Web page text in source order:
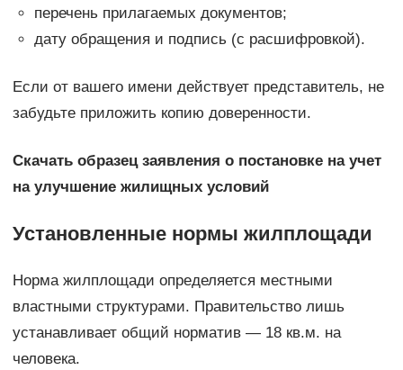
перечень прилагаемых документов;
дату обращения и подпись (с расшифровкой).
Если от вашего имени действует представитель, не
забудьте приложить копию доверенности.
Скачать образец заявления о постановке на учет
на улучшение жилищных условий
Установленные нормы жилплощади
Норма жилплощади определяется местными
властными структурами. Правительство лишь
устанавливает общий норматив — 18 кв.м. на
человека.